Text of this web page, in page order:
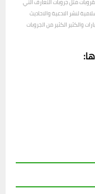
مثل جروبات التعارف التي
لنشر الادعية والاحاديث
والكثير الكثير من الجروبات